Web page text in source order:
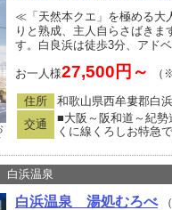
≪「天然本クエ」を極める大
りと熟成、主人自らさばき
す。白良浜は徒歩3分、アド
お一人様27,500円～ （
住所
和歌山県西牟婁郡白
交通
■大阪～阪和道～紀
くに線くろしお特急
白浜温泉
白浜温泉 湯処むろべ